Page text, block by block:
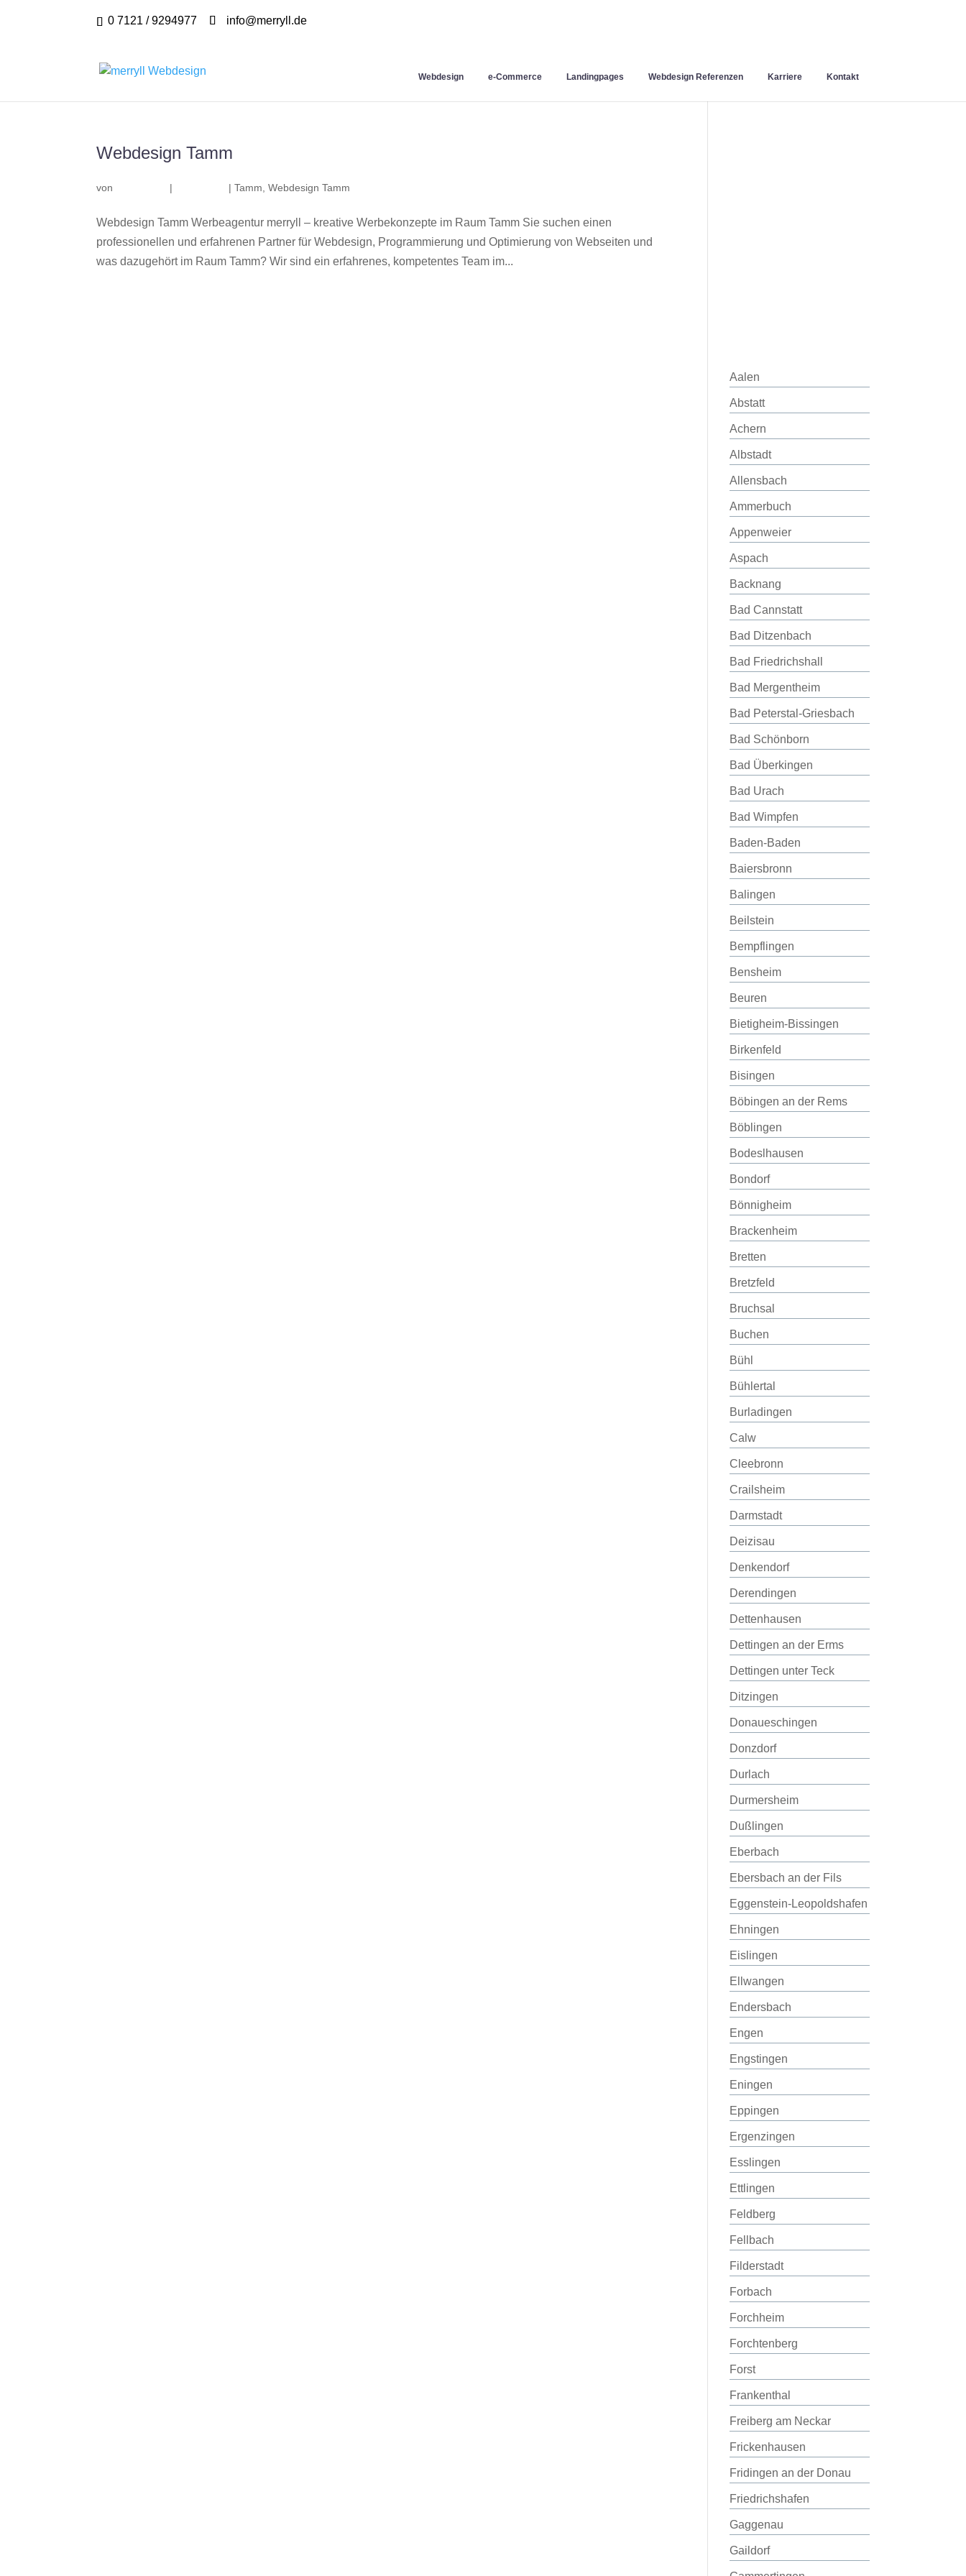
0 7121 / 9294977 info@merryll.de
Webdesign e-Commerce Landingpages Webdesign Referenzen Karriere Kontakt
Webdesign Tamm
von | |Tamm ,Webdesign Tamm
Webdesign Tamm Werbeagentur merryll – kreative Werbekonzepte im Raum Tamm Sie suchen einen
professionellen und erfahrenen Partner für Webdesign, Programmierung und Optimierung von Webseiten und
was dazugehört im Raum Tamm? Wir sind ein erfahrenes, kompetentes Team im...
Aalen
Abstatt
Achern
Albstadt
Allensbach
Ammerbuch
Appenweier
Aspach
Backnang
Bad Cannstatt
Bad Ditzenbach
Bad Friedrichshall
Bad Mergentheim
Bad Peterstal-Griesbach
Bad Schönborn
Bad Überkingen
Bad Urach
Bad Wimpfen
Baden-Baden
Baiersbronn
Balingen
Beilstein
Bempflingen
Bensheim
Beuren
Bietigheim-Bissingen
Birkenfeld
Bisingen
Böbingen an der Rems
Böblingen
Bodeslhausen
Bondorf
Bönnigheim
Brackenheim
Bretten
Bretzfeld
Bruchsal
Buchen
Bühl
Bühlertal
Burladingen
Calw
Cleebronn
Crailsheim
Darmstadt
Deizisau
Denkendorf
Derendingen
Dettenhausen
Dettingen an der Erms
Dettingen unter Teck
Ditzingen
Donaueschingen
Donzdorf
Durlach
Durmersheim
Dußlingen
Eberbach
Ebersbach an der Fils
Eggenstein-Leopoldshafen
Ehningen
Eislingen
Ellwangen
Endersbach
Engen
Engstingen
Eningen
Eppingen
Ergenzingen
Esslingen
Ettlingen
Feldberg
Fellbach
Filderstadt
Forbach
Forchheim
Forchtenberg
Forst
Frankenthal
Freiberg am Neckar
Frickenhausen
Fridingen an der Donau
Friedrichshafen
Gaggenau
Gaildorf